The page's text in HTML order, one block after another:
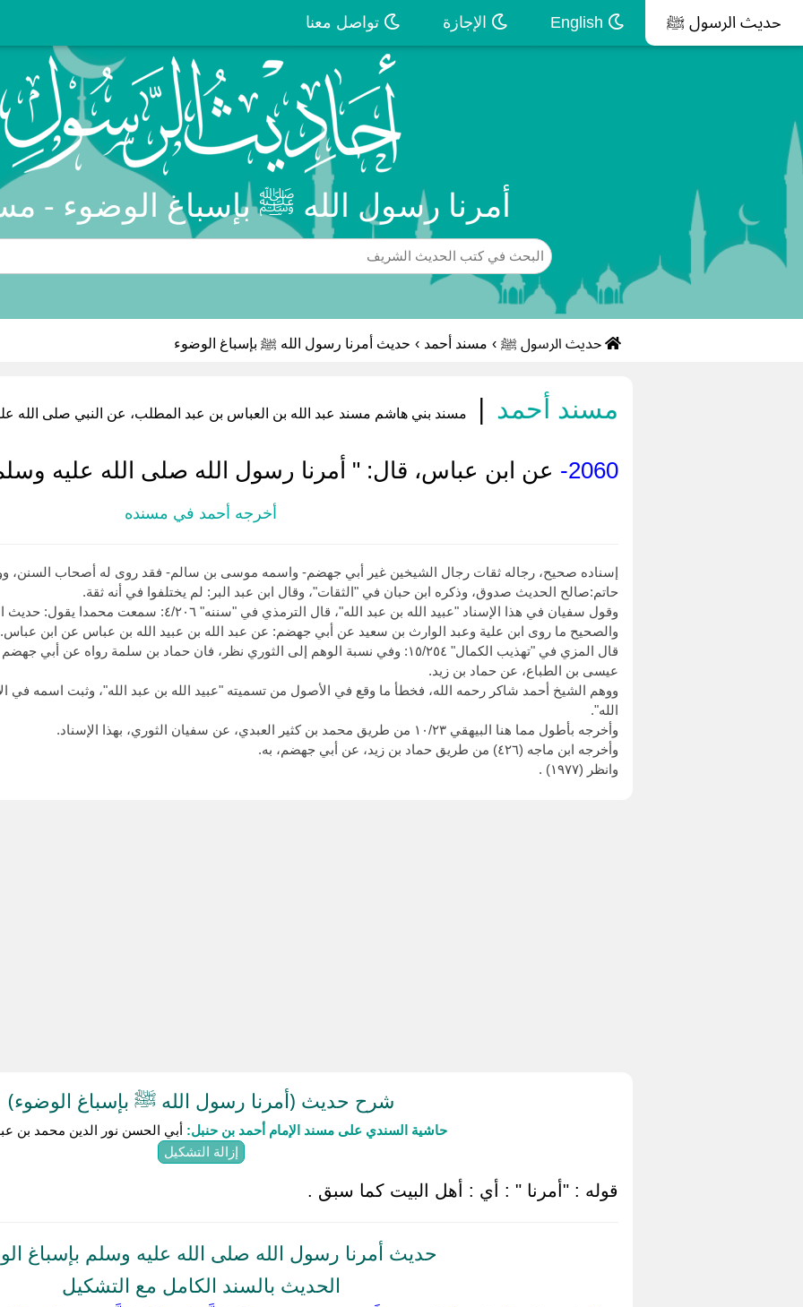
حديث الرسول ﷺ الإجازة تواصل معنا
أمرنا رسول الله ﷺ بإسباغ الوضوء -
حديث الرسول ﷺ › مسند أحمد › حديث أمرنا رسول الله ﷺ بإسباغ الوضوء
مسند أحمد | مسند بني هاشم مسند عبد الله بن العباس بن عبد المطلب، عن النبي صلى الله عليه
2060- عن ابن عباس، قال: " أمرنا رسول الله صلى الله عليه
أخرجه أحمد في مسنده
إسناده صحيح، رجاله ثقات رجال الشيخين غير أبي جهضم- واسمه موسى بن سالم- فقد روى له أصحاب السنن،
حاتم:صالح الحديث صدوق، وذكره ابن حبان في "الثقات"، وقال ابن عبد البر: لم يختلفوا في أنه ثقة.
وقول سفيان في هذا الإسناد "عبيد الله بن عبد الله"، قال
والصحيح ما روى ابن علية وعبد الوارث بن سعيد عن أبي جهضم: عن عبد الله بن عبيد الله بن عباس عن ابن عباس.
قال المزي في "تهذيب الكمال" ١٥/٢٥٤: وفي نسبة الوهم إلى الثوري نظر، فان حماد بن سلمة رواه
عيسى بن الطباع، عن حماد بن زيد.
ووهم الشيخ أحمد شاكر رحمه الله، فخطأ ما وقع في الأصول من تسميته "عبيد الله بن عبد الله"، وثبت اسمه في
الله".
وأخرجه بأطول مما هنا البيهقي ١٠/٢٣ من طريق محمد بن كثير العبدي، عن سفيان الثوري، بهذا الإسناد.
وأخرجه ابن ماجه (٤٢٦) من طريق حماد بن زيد، عن أبي جهضم، به.
وانظر (١٩٧٧) .
شرح حديث (أمرنا رسول الله ﷺ بإسباغ الوضوء)
حاشية السندي على مسند الإمام أحمد بن حنبل: أبي الحسن نور الدين محمد بن
إزالة التشكيل
قوله : "أمرنا " : أي : أهل البيت كما سبق .
حديث أمرنا رسول الله صلى الله عليه وسلم بإسباغ
الحديث بالسند الكامل مع التشكيل